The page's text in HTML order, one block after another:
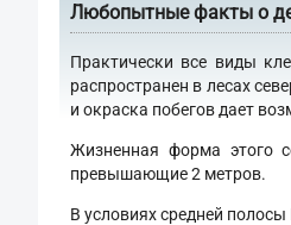
Любопытные факты о
Практически все виды
распространен в лесах
и окраска побегов дает
Жизненная форма этого
превышающие 2 метров.
В условиях средней